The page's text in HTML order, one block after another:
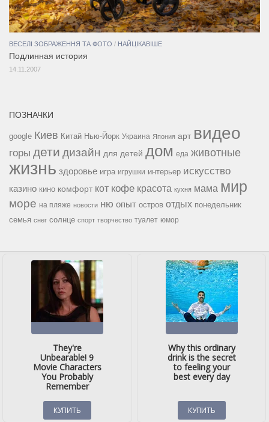
ВЕСЕЛІ ЗОБРАЖЕННЯ ТА ФОТО / НАЙЦІКАВІШЕ
Подлинная история
14.11.2007
ПОЗНАЧКИ
google Киев Китай Нью-Йорк Украина Япония арт видео
горы дети дизайн для детей дом еда животные
жизнь здоровье игра игрушки интерьер искусство
казино кино комфорт кот кофе красота кухня мама мир
море на пляже новости ню опыт остров отдых понедельник
семья снег солнце спорт творчество туалет юмор